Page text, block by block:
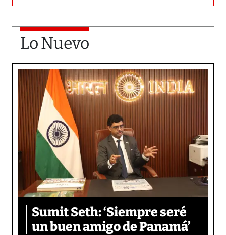
Lo Nuevo
Sumit Seth: ‘Siempre seré
un buen amigo de Panamá’